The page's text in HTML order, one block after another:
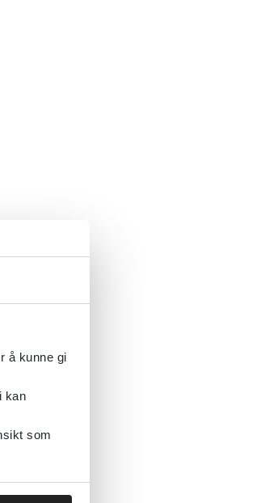
å kunne gi
kan
som